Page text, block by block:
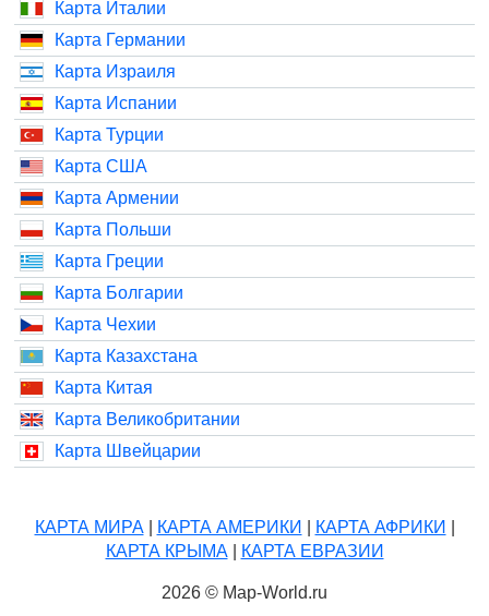
Карта Италии
Карта Германии
Карта Израиля
Карта Испании
Карта Турции
Карта США
Карта Армении
Карта Польши
Карта Греции
Карта Болгарии
Карта Чехии
Карта Казахстана
Карта Китая
Карта Великобритании
Карта Швейцарии
КАРТА МИРА| КАРТА АМЕРИКИ КАРТА АФРИКИ
КАРТА КРЫМА| КАРТА ЕВРАЗИИ
2026 © Map-World.ru